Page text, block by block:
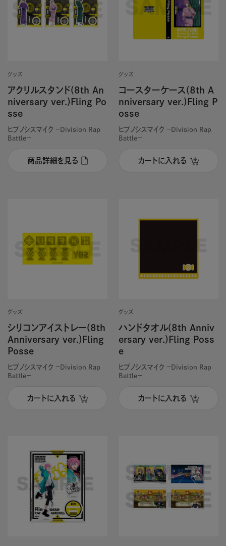
グッズ
アクリルスタンド(8th An
niversary ver.)Fling Po
sse
ヒプノシスマイク －Division Rap
Battle－
商品詳細を見る
グッズ
コースターケース(8th A
nniversary ver.)Fling P
osse
ヒプノシスマイク －Division Rap
Battle－
カートに入れる
グッズ
シリコンアイストレー(8th
Anniversary ver.)Fling
Posse
ヒプノシスマイク －Division Rap
Battle－
カートに入れる
グッズ
ハンドタオル(8th Anniv
ersary ver.)Fling Poss
e
ヒプノシスマイク －Division Rap
Battle－
カートに入れる